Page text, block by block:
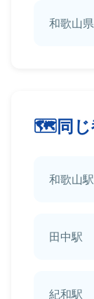
和歌山
同
和歌山駅
田中駅
紀和駅